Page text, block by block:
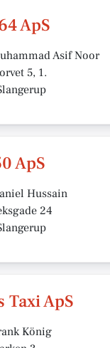
ApS
Asif Noor
5, 1.
ApS
Hussain
24
Taxi ApS
König